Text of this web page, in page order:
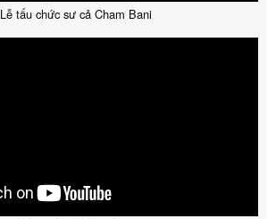
Lễ tấu chức sư cả Cham Bani